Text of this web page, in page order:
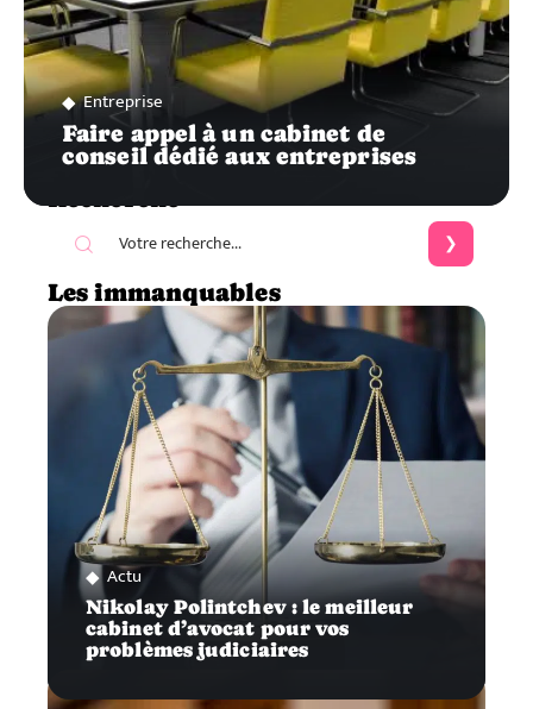
Entreprise
Faire appel à un cabinet de
conseil dédié aux entreprises
Recherche
Les immanquables
Actu
Nikolay Polintchev : le meilleur
cabinet d’avocat pour vos
problèmes judiciaires